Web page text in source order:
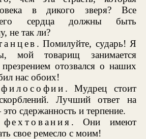
в дикого зверя? Все
сердца должны быть
не так ли?
. Помилуйте, сударь! Я
мой товарищ занимается
отозвался о наших
нас обоих!
. Мудрец стоит
Лучший ответ на
сдержанность и терпение.
. Они имеют
свое ремесло с моим!